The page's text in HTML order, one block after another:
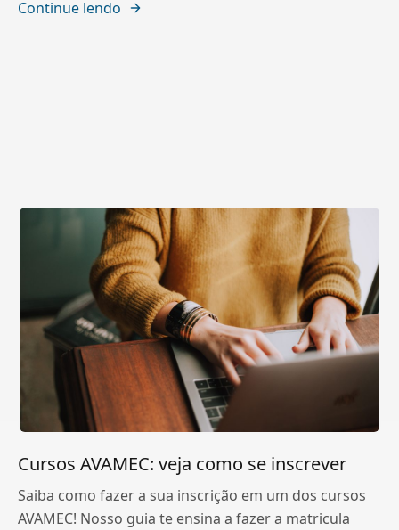
Continue lendo
Cursos AVAMEC: veja como se inscrever
Saiba como fazer a sua inscrição em um dos cursos
AVAMEC! Nosso guia te ensina a fazer a matricula